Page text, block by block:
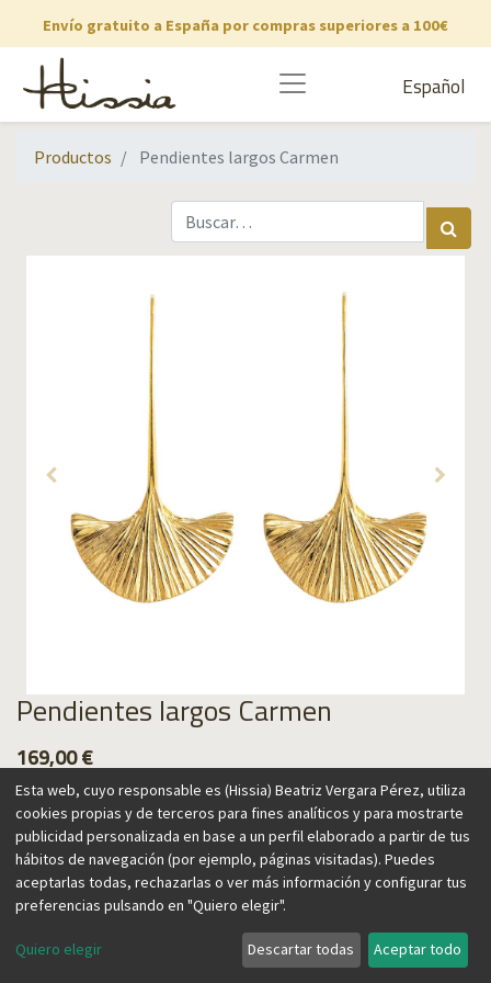
Envío gratuito a España por compras superiores a 100€
Español
Productos Pendientes largos Carmen
Pendientes largos Carmen
169,00€
Agregar al carrito
España y su artesanía inspiran esta colección, que aporta un
Esta web, cuyo responsable es (Hissia) Beatriz Vergara Pérez, utiliza
cookies propias y de terceros para fines analíticos y para mostrarte
publicidad personalizada en base a un perfil elaborado a partir de tus
hábitos de navegación (por ejemplo, páginas visitadas). Puedes
aceptarlas todas, rechazarlas o ver más información y configurar tus
preferencias pulsando en "Quiero elegir".
Quiero elegir Descartar todas Aceptar todo